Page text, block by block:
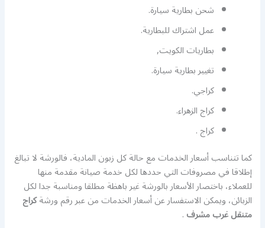
شحن بطارية سيارة.
عمل اشتراك للبطارية.
بطاريات الكويت,
تغيير بطارية سيارة.
كراجي.
كراج الزهراء.
كراج .
كما تتناسب أسعار الخدمات مع حالة كل زبون المادية، فالورشة لا تبالغ
إطلاقا في مصروفات التي حددها لكل خدمة صيانة مقدمة منها
للعملاء، باختصار الأسعار بالورشة غير باهظة مطلقا ومناسبة جدا لكل
الزبائن، ويمكن الاستفسار عن أسعار الخدمات من عبر رقم ورشةكراج
متنقل غرب مشرف.